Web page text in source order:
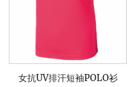
女抗UV排汗短袖POLO衫